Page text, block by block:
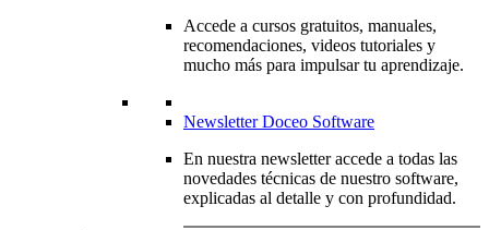
Accede a cursos gratuitos, manuales,
recomendaciones, videos tutoriales y
mucho más para impulsar tu aprendizaje.
Newsletter Doceo Software
En nuestra newsletter accede a todas las
novedades técnicas de nuestro software,
explicadas al detalle y con profundidad.